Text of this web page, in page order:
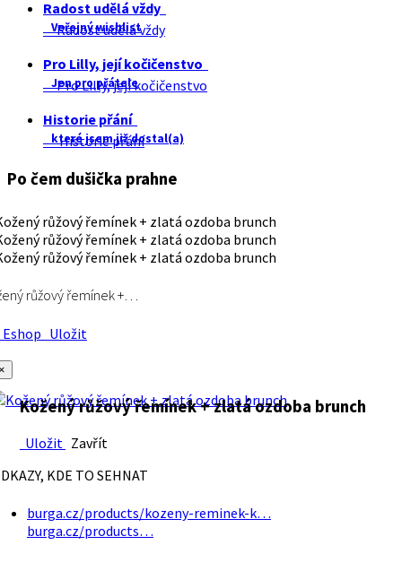
Radost udělá vždy
Veřejný wishlist
Radost udělá vždy
Pro Lilly, její kočičenstvo
Jen pro přátele
Pro Lilly, její kočičenstvo
Historie přání
které jsem již dostal(a)
Historie přání
Po čem dušička prahne
růžový řemínek +…
Uložit
Kožený růžový řemínek + zlatá ozdoba brunch
Uložit Zavřít
KDE TO SEHNAT
burga.cz/products/kozeny-reminek-k…
burga.cz/products…